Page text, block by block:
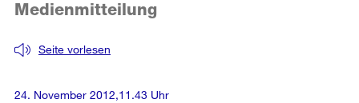
Seite vorlesen
Medienmitteilung
24. November 2012,11.43 Uhr